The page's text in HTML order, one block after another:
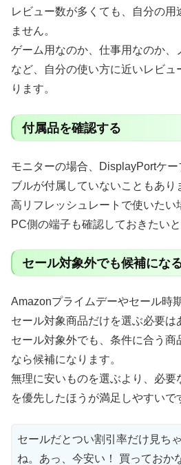
レビュー数が多くても、自分の用
ません。
ゲーム用なのか、仕事用なのか
など、自分の使い方に近いレビュ
ります。
付属品を確認する
モニターの場合、DisplayPortケ
ブルが付属していないこともあり
高リフレッシュレートで使いたい
PC側の端子も確認しておきたいと
セール対象外でも候補にな
Amazonプライムデーやセール時
セール対象商品だけを選ぶ必要は
セール対象外でも、条件に合う商
なら候補になります。
無理に安いものを選ぶより、必要
を優先したほうが満足しやすいで
セールだとつい割引率だけ見ち
ね。あっ、今安い！ 買っておか